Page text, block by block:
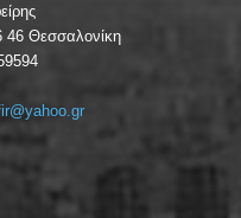
Θεσσαλονίκη